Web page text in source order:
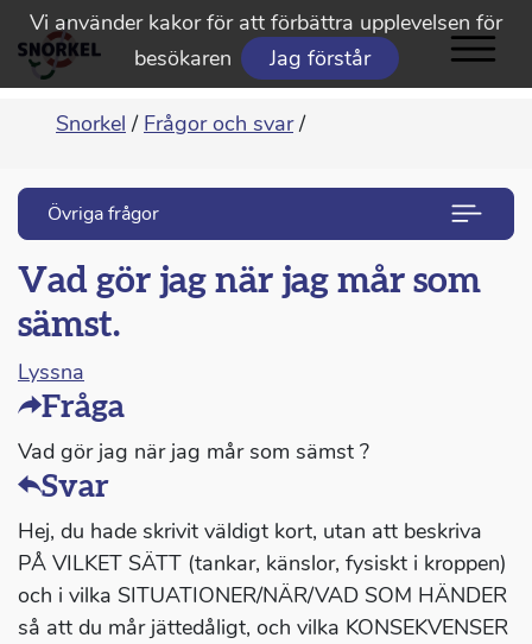
Vi använder kakor för att förbättra upplevelsen för
besökaren
Jag förstår
Snorkel / Frågor och svar /
Övriga frågor
Vad gör jag när jag mår som
sämst.
Lyssna
Fråga
Vad gör jag när jag mår som sämst ?
Svar
Hej, du hade skrivit väldigt kort, utan att beskriva
PÅ VILKET SÄTT (tankar, känslor, fysiskt i kroppen)
och i vilka SITUATIONER/NÄR/VAD SOM HÄNDER
så att du mår jättedåligt, och vilka KONSEKVENSER